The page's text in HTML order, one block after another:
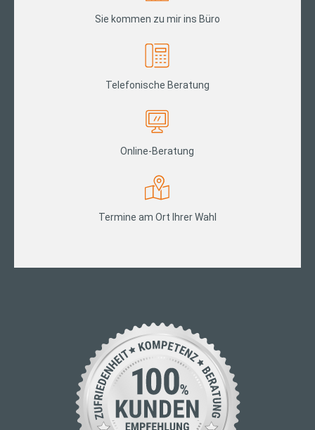
Sie kommen zu mir ins Büro
Telefonische Beratung
Online-Beratung
Termine am Ort Ihrer Wahl